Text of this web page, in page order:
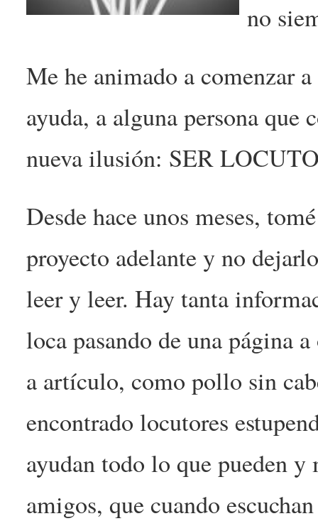
no
Me he animado a comenzar
ayuda, a alguna persona que
nueva ilusión: SER
Desde hace unos meses,
proyecto adelante y no
leer y leer. Hay tanta
loca pasando de una página
a artículo, como pollo sin
encontrado locutores
ayudan todo lo que pueden
amigos, que cuando